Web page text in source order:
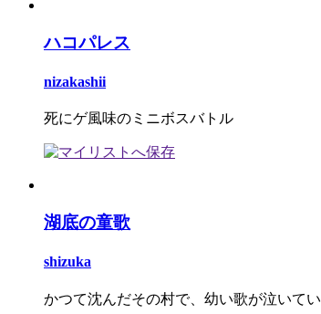
ハコパレス
nizakashii
死にゲ風味のミニボスバトル
湖底の童歌
shizuka
かつて沈んだその村で、幼い歌が泣いてい